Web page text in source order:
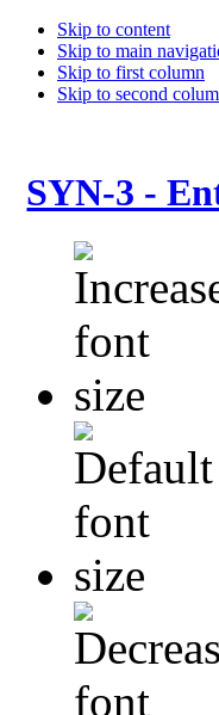
Skip to content
Skip to main
Skip to first column
Skip to second
SYN-3 -